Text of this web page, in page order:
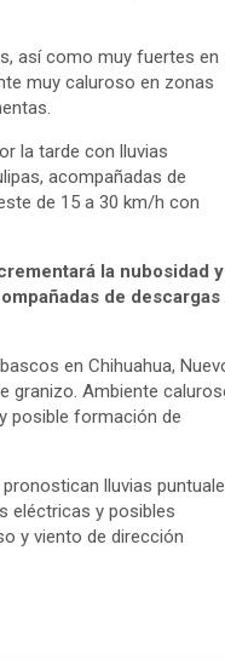
así como muy fuertes en
muy caluroso en zonas
la tarde con lluvias
acompañadas de
de 15 a 30 km/h con
la nubosidad y
de descargas
en Chihuahua,
granizo. Ambiente
posible formación de
lluvias
eléctricas y posibles
y viento de dirección